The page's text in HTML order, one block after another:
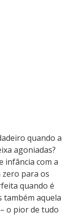
quando a
agoniadas?
infância com a
zero para os
quando é
também aquela
o pior de tudo